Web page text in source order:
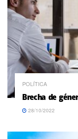
POLÍTICA
Brecha de
28/10/2022